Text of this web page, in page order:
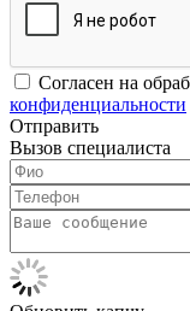
Согласен на
конфиденциальности
Отправить
Вызов специалиста